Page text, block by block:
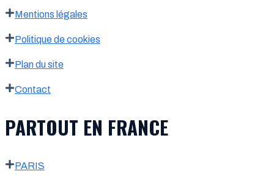
Mentions légales
Politique de cookies
Plan du site
Contact
PARTOUT EN FRANCE
PARIS